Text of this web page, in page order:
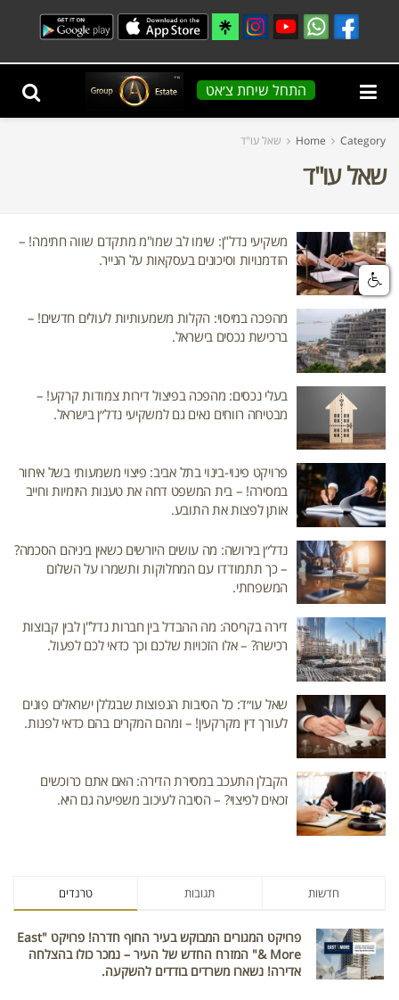
התחל שיחת צ׳אט
Home Category שאל עו"ד
שאל עו"ד
משקיעי נדל"ן: שימו לב שמו"מ מתקדם שווה חתימה! –
הזדמנויות וסיכונים בעסקאות על הנייר.
מהפכה במיסוי: הקלות משמעותיות לעולים חדשים! –
ברכישת נכסים בישראל.
בעלי נכסים: מהפכה בפיצול דירות צמודות קרקע! –
מבטיחה רווחים נאים גם למשקיעי נדל״ן בישראל.
פרויקט פינוי-בינוי בתל אביב: פיצוי משמעותי בשל איחור
במסירה! – בית המשפט דחה את טענות היזמיות וחייב
אותן לפצות את התובע.
נדל״ן בירושה: מה עושים היורשים כשאין ביניהם הסכמה?
– כך תתמודדו עם המחלוקות ותשמרו על השלום
המשפחתי.
דירה בקריסה: מה ההבדל בין חברות נדל"ן לבין קבוצות
רכישה? – אלו הזכויות שלכם וכך כדאי לכם לפעול.
שאל עו״ד: כל הסיבות הנפוצות שבגללן ישראלים פונים
לעורך דין מקרקעין! – ומהם המקרים בהם כדאי לפנות.
הקבלן התעכב במסירת הדירה: האם אתם כרוכשים
זכאים לפיצוי? – הסיבה לעיכוב משפיעה גם היא.
טרנדים תגובות חדשות
פרויקט המגורים המבוקש בעיר החוף חדרה! פרויקט "East
& More" המזרח החדש של העיר – נמכר כולו בהצלחה
אדירה! נשארו משרדים בודדים להשקעה.